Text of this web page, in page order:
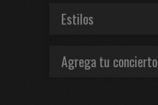
Estilos
Agrega tu concierto